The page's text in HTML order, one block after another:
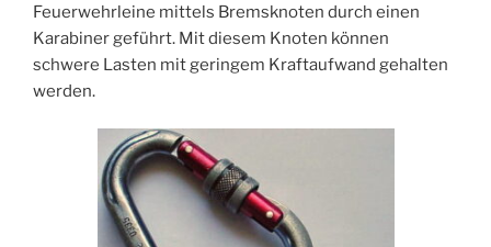
Feuerwehrleine mittels Bremsknoten durch einen
Karabiner geführt. Mit diesem Knoten können
schwere Lasten mit geringem Kraftaufwand gehalten
werden.